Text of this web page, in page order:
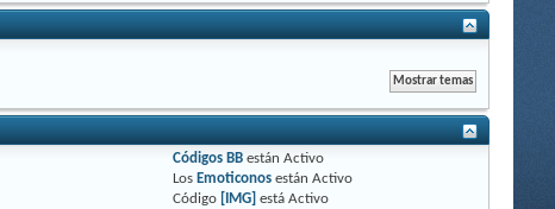
Códigos BB estánActivo
Los Emoticonos estánActivo
Código [IMG] estáActivo